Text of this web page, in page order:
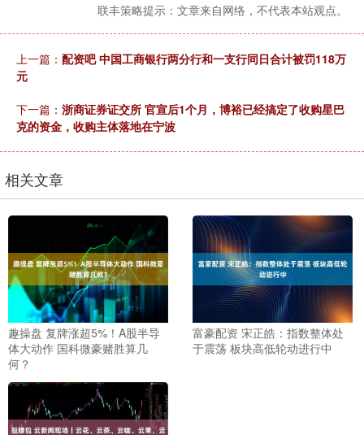
联丰策略提示：文章来自网络，不代表本站观点。
上一篇： 配资吧 中国工商银行两分行和一支行同日合计被罚118万
元
下一篇： 浙商证券证交所 官宣后1个月，博裕已经搞定了收购星巴
克的资金，收购主体落地在宁波
相关文章
趣操盘 复牌涨超5%！A股半导
体大动作 国科微豪赌胜算几
何？
富豪配资 宋正皓：指数整体处
于震荡 板块高低轮动进行中